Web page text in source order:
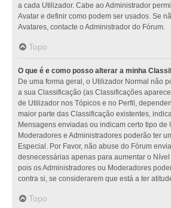
a cada Utilizador. Cabe ao Administrador
Avatar e definir como podem ser usados. Se
Avatares, contacte o Administrador do Fórum.
Topo
O que é e como posso alterar a minha
De uma forma geral, o Utilizador Normal não
a sua Classificação (as Classificações
de Utilizador nos Tópicos e no Perfil,
maior parte das Classificação existentes,
Mensagens enviadas ou indicam certo tipo de
Moderadores e Administradores poderão ter
Especial. Por Favor, não abuse do Fórum
desnecessárias apenas para aumentar o
pois os Administradores ou Moderadores
contra si, se considerarem que está a ter
Topo